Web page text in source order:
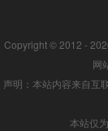
Copyright © 2012 -
网
声明：本站内容来自互
本站仅